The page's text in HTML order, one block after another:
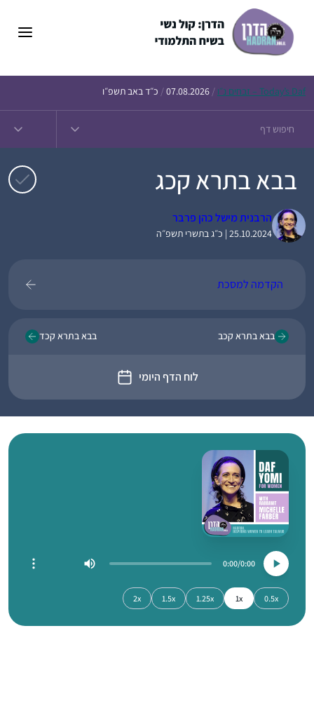
Today’s Daf – זבחים נ״ו /
07.08.2026
/ כ״ד באב תשפ״ו
בבא בתרא קכג
הרבנית מישל כהן פרבר
25.10.2024 | כ״ג בתשרי תשפ״ה
הקדמה למסכת
בבא בתרא קכב
לוח הדף היומי
בבא בתרא קכד
0:00
0:00
0.5x
1x
1.25x
1.5x
2x